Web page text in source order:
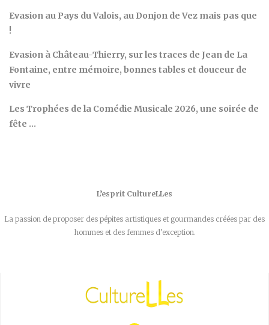
Evasion au Pays du Valois, au Donjon de Vez mais pas que
!
Evasion à Château-Thierry, sur les traces de Jean de La
Fontaine, entre mémoire, bonnes tables et douceur de
vivre
Les Trophées de la Comédie Musicale 2026, une soirée de
fête …
L’esprit CultureLLes
La passion de proposer des pépites artistiques et gourmandes créées par des
hommes et des femmes d’exception.